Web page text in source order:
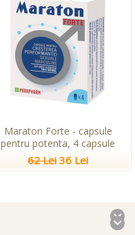
Maraton Forte - capsule
pentru potenta, 4 capsule
62 Lei 36 Lei